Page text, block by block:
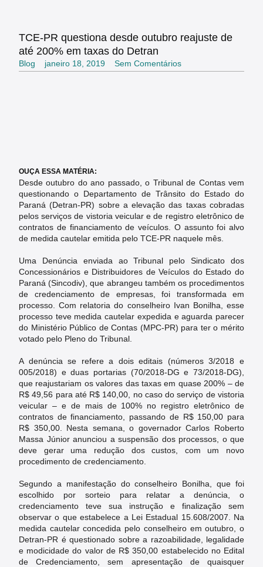
TCE-PR questiona desde outubro reajuste de
até 200% em taxas do Detran
Blog janeiro 18, 2019 Sem Comentários
OUÇA ESSA MATÉRIA:
Desde outubro do ano passado, o Tribunal de Contas vem
questionando o Departamento de Trânsito do Estado do
Paraná (Detran-PR) sobre a elevação das taxas cobradas
pelos serviços de vistoria veicular e de registro eletrônico de
contratos de financiamento de veículos. O assunto foi alvo
de medida cautelar emitida pelo TCE-PR naquele mês.
Uma Denúncia enviada ao Tribunal pelo Sindicato dos
Concessionários e Distribuidores de Veículos do Estado do
Paraná (Sincodiv), que abrangeu também os procedimentos
de credenciamento de empresas, foi transformada em
processo. Com relatoria do conselheiro Ivan Bonilha, esse
processo teve medida cautelar expedida e aguarda parecer
do Ministério Público de Contas (MPC-PR) para ter o mérito
votado pelo Pleno do Tribunal.
A denúncia se refere a dois editais (números 3/2018 e
005/2018) e duas portarias (70/2018-DG e 73/2018-DG),
que reajustariam os valores das taxas em quase 200% – de
R$ 49,56 para até R$ 140,00, no caso do serviço de vistoria
veicular – e de mais de 100% no registro eletrônico de
contratos de financiamento, passando de R$ 150,00 para
R$ 350,00. Nesta semana, o governador Carlos Roberto
Massa Júnior anunciou a suspensão dos processos, o que
deve gerar uma redução dos custos, com um novo
procedimento de credenciamento.
Segundo a manifestação do conselheiro Bonilha, que foi
escolhido por sorteio para relatar a denúncia, o
credenciamento teve sua instrução e finalização sem
observar o que estabelece a Lei Estadual 15.608/2007. Na
medida cautelar concedida pelo conselheiro em outubro, o
Detran-PR é questionado sobre a razoabilidade, legalidade
e modicidade do valor de R$ 350,00 estabelecido no Edital
de Credenciamento, sem apresentação de quaisquer